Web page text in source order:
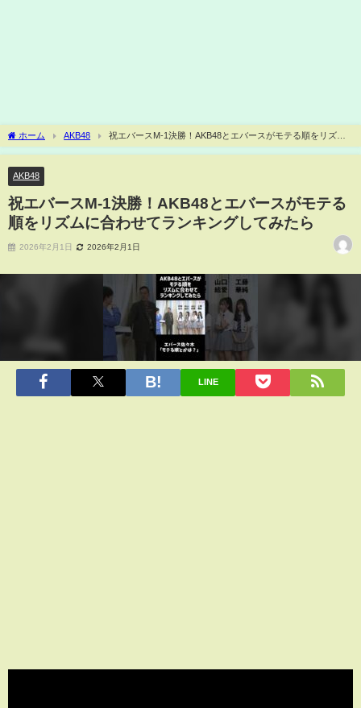
ホーム AKB48
祝エバースM-1決勝！AKB48とエバースがモテる順をリズム
に合わせてランキングしてみたら
AKB48
祝エバースM-1決勝！AKB48とエバースがモテる
順をリズムに合わせてランキングしてみたら
2026年2月1日 2026年2月1日
LINE